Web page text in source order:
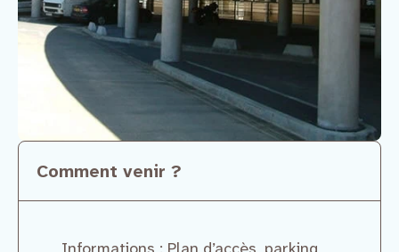
Comment venir ?